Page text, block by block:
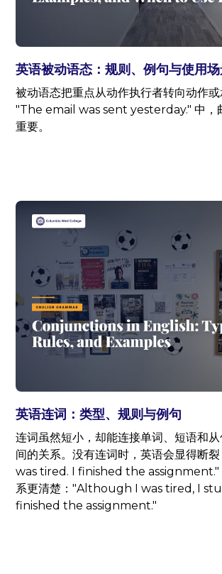
英语被动语态：规则、例句与使用
被动语态把重点从动作执行者转向动作
"The email was sent yesterday." 中，
重要。
英语连词：类型、规则与例句
连词虽然短小，却能连接单词、短语和
间的关系。没有连词时，英语会显得断
was tired. I finished the assignment."
系更清楚："Although I was tired, I
finished the assignment."